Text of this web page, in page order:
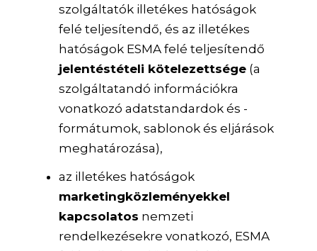
szolgáltatók illetékes hatóságok
felé teljesítendő, és az illetékes
hatóságok ESMA felé teljesítendő
jelentéstételi kötelezettsége (a
szolgáltatandó információkra
vonatkozó adatstandardok és -
formátumok, sablonok és eljárások
meghatározása),
az illetékes hatóságok
marketingközleményekkel
kapcsolatos nemzeti
rendelkezésekre vonatkozó, ESMA